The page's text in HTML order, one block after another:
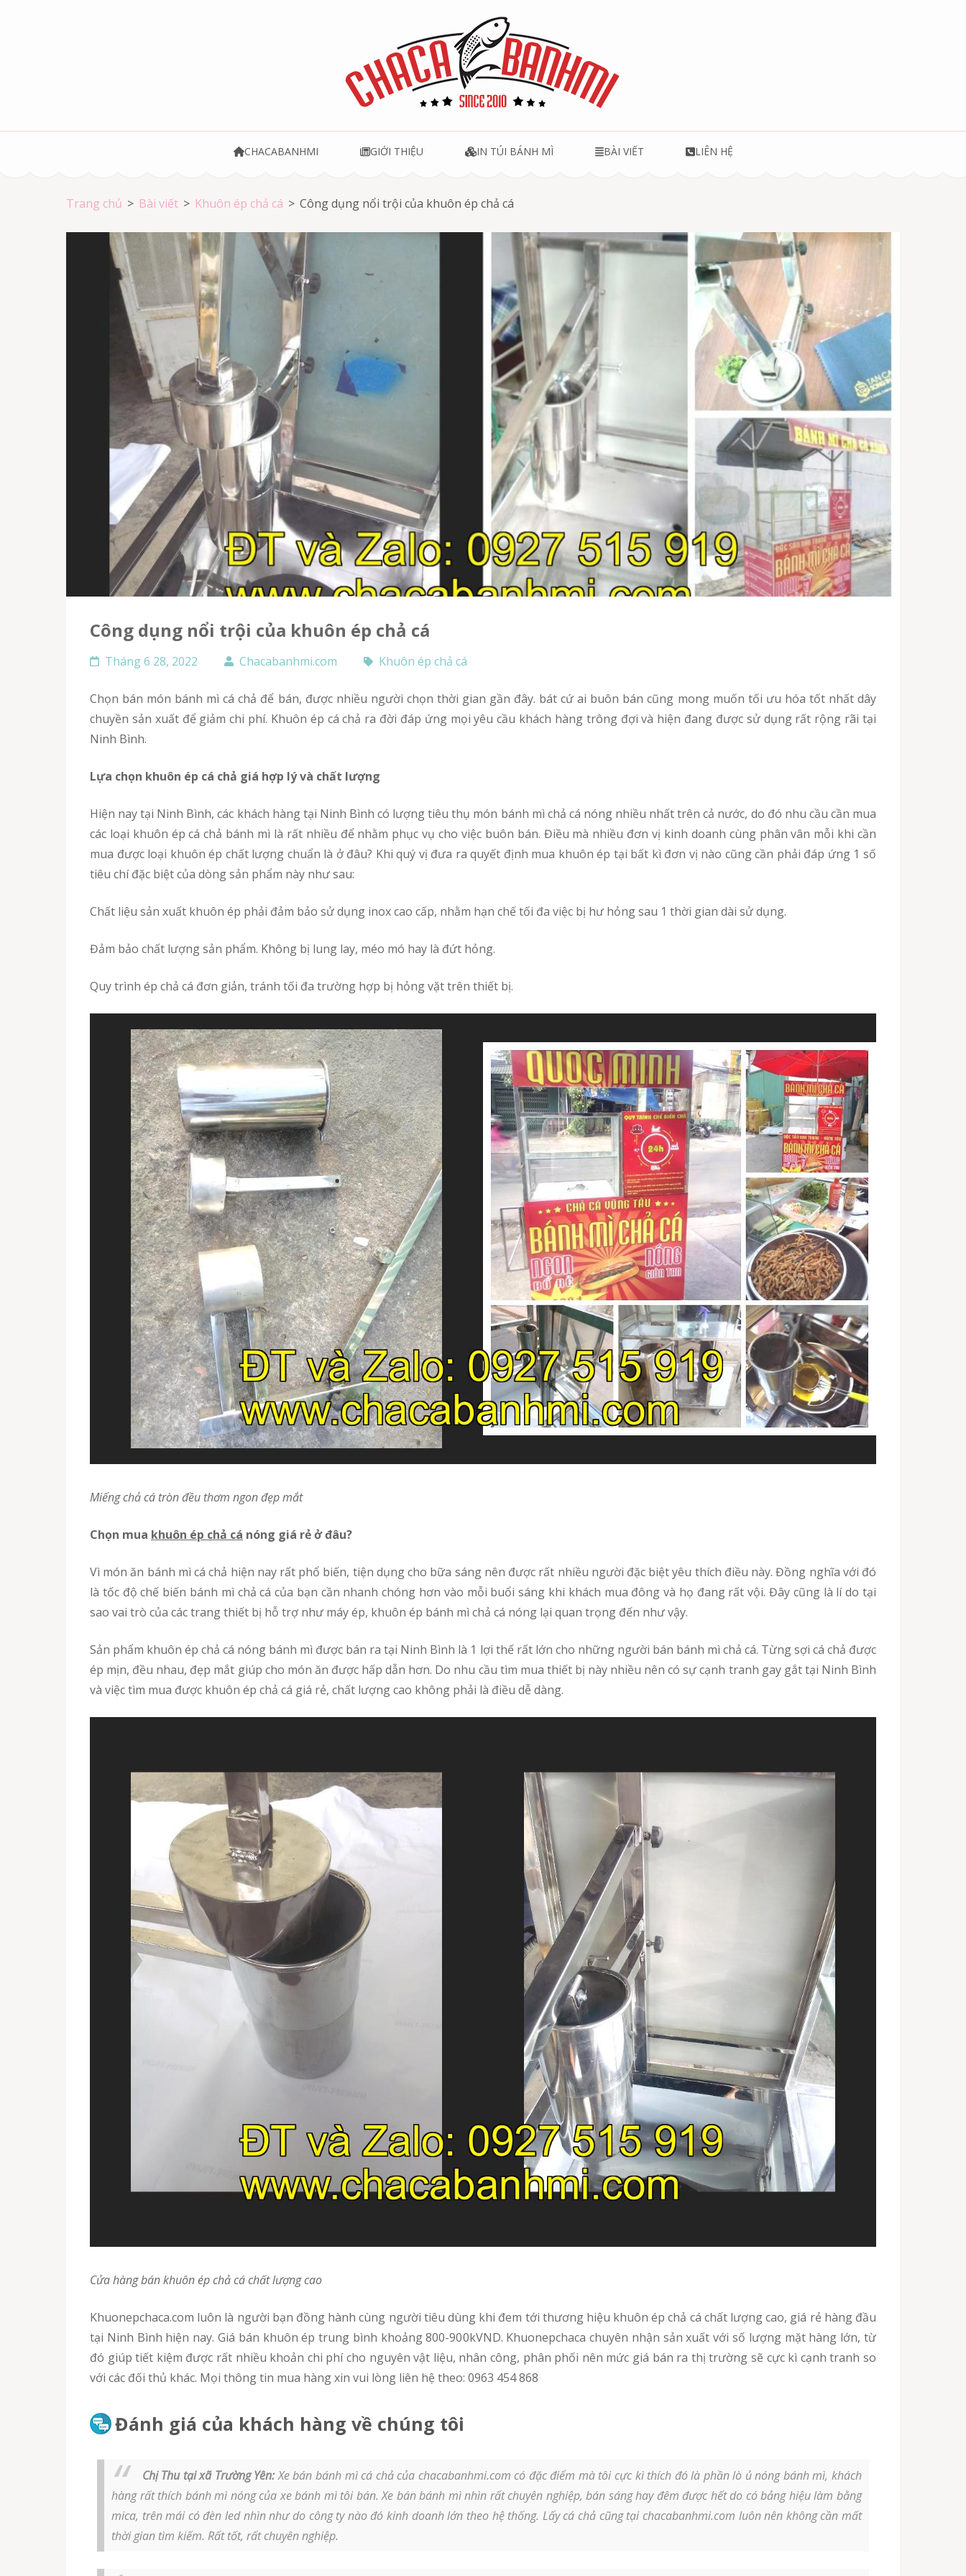
(ấn
Chả cá Vũng Tàu
CHACABANHMI GIỚI THIỆU IN TÚI BÁNH MÌ BÀI VIẾT LIÊN HỆ
Trang chủ > Bài viết > Khuôn ép chả cá > Công dụng nổi trội của khuôn ép chả cá
Công dụng nổi trội của khuôn ép chả cá
Tháng 6 28, 2022 Chacabanhmi.com Khuôn ép chả cá
Chọn bán món bánh mì cá chả để bán, được nhiều người chọn thời gian gần đây. bát cứ ai buôn bán cũng mong muốn tối ưu hóa tốt nhất dây
chuyền sản xuất để giảm chi phí. Khuôn ép cá chả ra đời đáp ứng mọi yêu cầu khách hàng trông đợi và hiện đang được sử dụng rất rộng rãi tại
Ninh Bình.
Lựa chọn khuôn ép cá chả giá hợp lý và chất lượng
Hiện nay tại Ninh Bình, các khách hàng tại Ninh Bình có lượng tiêu thụ món bánh mì chả cá nóng nhiều nhất trên cả nước, do đó nhu cầu cần mua
các loại khuôn ép cá chả bánh mì là rất nhiều để nhằm phục vụ cho việc buôn bán. Điều mà nhiều đơn vị kinh doanh cùng phân vân mỗi khi cần
mua được loại khuôn ép chất lượng chuẩn là ở đâu? Khi quý vị đưa ra quyết định mua khuôn ép tại bất kì đơn vị nào cũng cần phải đáp ứng 1 số
tiêu chí đặc biệt của dòng sản phẩm này như sau:
Chất liệu sản xuất khuôn ép phải đảm bảo sử dụng inox cao cấp, nhằm hạn chế tối đa việc bị hư hỏng sau 1 thời gian dài sử dụng.
Đảm bảo chất lượng sản phẩm. Không bị lung lay, méo mó hay là đứt hỏng.
Quy trình ép chả cá đơn giản, tránh tối đa trường hợp bị hỏng vặt trên thiết bị.
Miếng chả cá tròn đều thơm ngon đẹp mắt
Chọn mua khuôn ép chả cá nóng giá rẻ ở đâu?
Vì món ăn bánh mì cá chả hiện nay rất phổ biến, tiện dụng cho bữa sáng nên được rất nhiều người đặc biệt yêu thích điều này. Đồng nghĩa với đó
là tốc độ chế biến bánh mì chả cá của bạn cần nhanh chóng hơn vào mỗi buổi sáng khi khách mua đông và họ đang rất vội. Đây cũng là lí do tại
sao vai trò của các trang thiết bị hỗ trợ như máy ép, khuôn ép bánh mì chả cá nóng lại quan trọng đến như vậy.
Sản phẩm khuôn ép chả cá nóng bánh mì được bán ra tại Ninh Bình là 1 lợi thế rất lớn cho những người bán bánh mì chả cá. Từng sợi cá chả được
ép mịn, đều nhau, đẹp mắt giúp cho món ăn được hấp dẫn hơn. Do nhu cầu tìm mua thiết bị này nhiều nên có sự cạnh tranh gay gắt tại Ninh Bình
và việc tìm mua được khuôn ép chả cá giá rẻ, chất lượng cao không phải là điều dễ dàng.
Cửa hàng bán khuôn ép chả cá chất lượng cao
Khuonepchaca.com luôn là người bạn đồng hành cùng người tiêu dùng khi đem tới thương hiệu khuôn ép chả cá chất lượng cao, giá rẻ hàng đầu
tại Ninh Bình hiện nay. Giá bán khuôn ép trung bình khoảng 800-900kVND. Khuonepchaca chuyên nhận sản xuất với số lượng mặt hàng lớn, từ
đó giúp tiết kiệm được rất nhiều khoản chi phí cho nguyên vật liệu, nhân công, phân phối nên mức giá bán ra thị trường sẽ cực kì cạnh tranh so
với các đối thủ khác. Mọi thông tin mua hàng xin vui lòng liên hệ theo: 0963 454 868
Đánh giá của khách hàng về chúng tôi
Chị Thu tại xã Trường Yên:Xe bán bánh mì cá chả của chacabanhmi.com có đặc điểm mà tôi cực kì thích đó là phần lò ủ nóng bánh mì, khách
hàng rất thích bánh mì nóng của xe bánh mì tôi bán. Xe bán bánh mì nhìn rất chuyên nghiệp, bán sáng hay đêm được hết do có bảng hiệu làm bằng
mica, trên mái có đèn led nhìn như do công ty nào đó kinh doanh lớn theo hệ thống. Lấy cá chả cũng tại chacabanhmi.com luôn nên không cần mất
thời gian tìm kiếm. Rất tốt, rất chuyên nghiệp.